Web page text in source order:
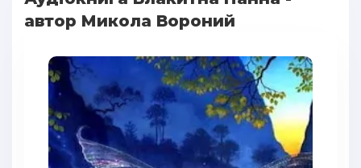
автор Микола Вороний